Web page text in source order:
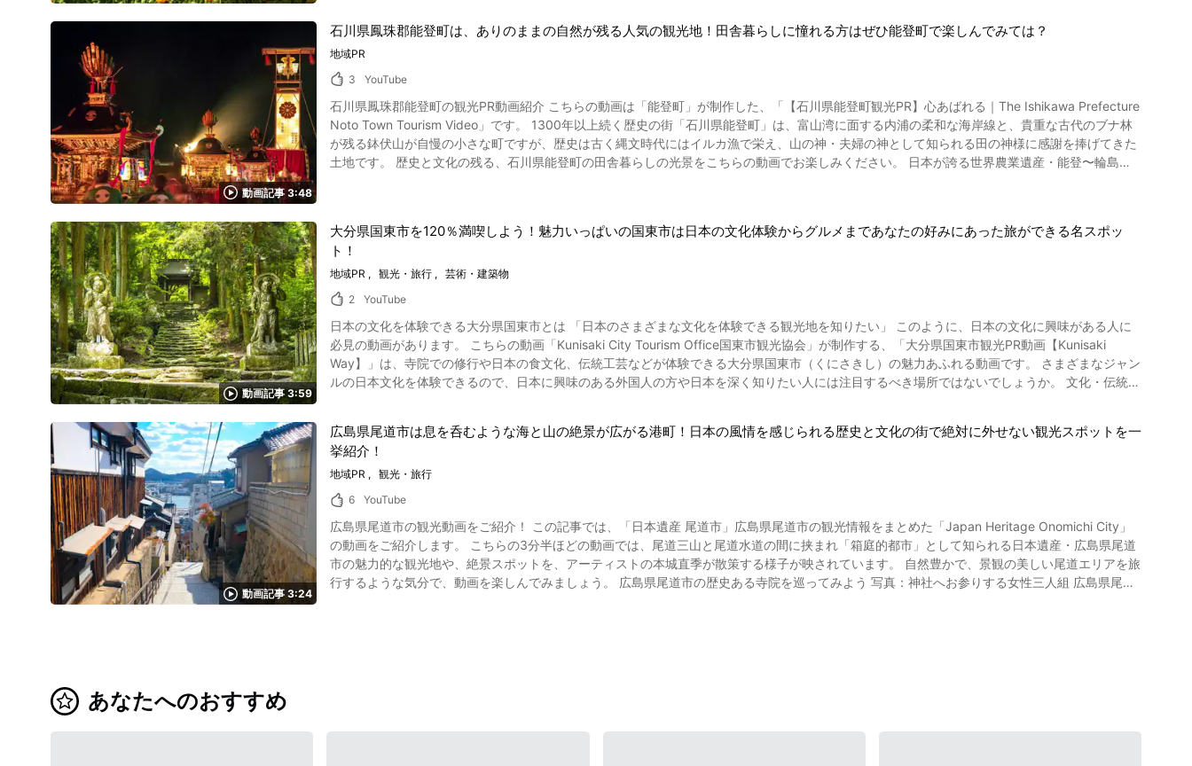
店」があります。地元の人気店でランチもいいですね。 神奈川県湯河原温泉紹介まとめ 湯河原温泉は、古き良き日本文化を堪能できる魅力的な
け、動画でご紹介したような風流な景色や勇壮なお祭りをその目で見てみましょう。 過去には、夜の温泉街を華やかな踊りで練り歩くサンバパレ
ードも行われていました。神奈川県の湯河原温泉に観光で訪れる際には、湯河原温泉公式観光サイトで開催イベントやお祭りの日程をチェックの
上、計画を立ててみてはいかがでしょうか。 楽しみ方は千差万別！地図を片手に湯河原温泉旅行を満喫してください！ 【公式ホームページ】神
奈川県湯河原町 町役場ホームページ https://www.town.yugawara.kanagawa.jp/ 【公式ホームページ】湯河原温泉 公式観光サイト「横浜から60
分の温泉街」 https://www.yugawara.or.jp/
ただけます。たくさんの松明に火が灯ると、まるで街全体が火の海と化したような幻想的な情景が広がります。 日本三大奇祭吉田の火祭りはバス
や電車でのアクセスのほか、周辺には臨時駐車場も用意されるので車でも訪れることができます。 お祭り当日は渋滞が予想されるので、余裕を持
って訪れるのがおすすめです。 日本三大奇祭「吉田の火祭り」まとめ 画像引用 :YouTube screenshot 日本一の山として愛される富士山。 そのふ
もとで行われる祭に多くの人が訪れることからも、富士山は日本国民にとても愛されているということが分かりますね。 ぜひもう一度動画をじっ
宮冨士浅間神社 【トリップアドバイザー】吉田の火祭り
す。 動画の0:24から紹介されている筑波サーキットのカーレースや、0:37から紹介されているボルダリング、動画の1:33から紹介されているカ
ヌーなどもぜひ体験してみましょう。 動画で紹介されている茨城県下妻市の盛り上がるイベント 写真：大宝八幡宮 動画の1:42からご覧になれ
る、茨城県下妻市の大宝八幡宮で9月に開催されるタバンカ祭（松明祭）は、奇祭として注目を集める人気の火祭りです。 大宝八幡宮では初夏の
豆まきなど、季節ごとに賑やかな祭礼が開催されています。 下妻市民文化会館や市役所周辺でイベントが行なわれることもあります。 お祭りで
は、下妻市夏のイメージソング「パプリカ」を耳にする機会も多いですよ。 動画で紹介されている茨城県下妻市のご当地グルメ 画像引
用 :YouTube screenshot 動画の0:56からは、茨城県下妻市の絶品グルメが紹介されています。 下妻市へ観光旅行に行くのなら、道の駅しもつま
で野菜や海鮮、地ビールを購入したり、名物の納豆や梨などを味わったりしたいですね。 ランチタイムにご当地ラーメンを味わうのも素敵な思い
市が気に入った方は、ぜひ観光旅行に出かけてみてくださいね。 【公式ホームページ】下妻市 市役所ホームページ
http://www.city.shimotsuma.lg.jp/ 【公式ホームページ】日本の奇祭神事「タバンカ祭」大宝八幡宮」に６００年伝わる神事：茨城県下妻市
https://www.daiho.or.jp/torch-festival.html
動画記事 3:48
石川県鳳珠郡能登町は、ありのままの自然が残る人気の観光地！田舎暮らしに憧れる方はぜひ能登町で楽しんでみては？
地域PR
3
YouTube
石川県鳳珠郡能登町の観光PR動画紹介 こちらの動画は「能登町」が制作した、「【石川県能登町観光PR】心あばれる｜The Ishikawa Prefecture
Noto Town Tourism Video」です。 1300年以上続く歴史の街「石川県能登町」は、富山湾に面する内浦の柔和な海岸線と、貴重な古代のブナ林
が残る鉢伏山が自慢の小さな町ですが、歴史は古く縄文時代にはイルカ漁で栄え、山の神・夫婦の神として知られる田の神様に感謝を捧げてきた
土地です。 歴史と文化の残る、石川県能登町の田舎暮らしの光景をこちらの動画でお楽しみください。 日本が誇る世界農業遺産・能登〜輪島に
石川県能登町の観光名所スポット案内 画像引用 :YouTube screenshot 動画で紹介されている美しい日本の原風景がそこかしこに残された、石川
県能登町の観光名所をご紹介します。 動画の1:05から紹介されている、奥のとトロッコ鉄道「のトロ」は恋路駅から宗玄トンネルまでおよそ
350mの小さな鉄道です。 動画の1:36からご覧になれるのは「道の駅 桜峠」。 この道の駅から珠洲方面へ向かう約4キロの区間に、約4万の本
のサルビアが植えられた「サルビアロード」があります。 動画でも真っ赤に咲いたサルビアをご覧になることができます。 2:05からご覧になれ
る恋路海岸は、カップルで鳴らすと幸せが訪れるといわれる「幸せの鐘」があり、奇岩と海に建てられた鳥居があります。 「ラブロード」とも呼
ばれています。 石川県能登町はブルーベリーやイチゴの産地で、動画の2:21からご覧になれるように、ブルーベリー狩りやイチゴ狩りを体験する
こともできます。 動画の2:33からは石川県のお祭りが紹介されています。 「とも旗祭り」は大のぼりと5色の吹き流し、大漁旗を上げた船が隊列
を組んで進む勇壮な祭りで、石川県の無形民族文化財に指定されています。 2:51から紹介されているのは「袖キリコ祭り」「こざれ祭り」で、神
輿とキリコ（巨大灯篭）が町を練り歩き、夜にはキリコの真上に花火が打ち上がります。 動画の3:11から紹介されているのは「宇出津あばれ祭」
「恋路火祭り」「にわか祭り」「白丸曳山祭」「柳田大祭」があり、多くの人々を熱狂させます。 石川県能登町のその他の観光スポット紹介 写
真：輪島・朝市 石川県能登町にはまだまだたくさんの観光スポットがあります。 標高543.6m、奥能登で2番目に高い山で貴重な原始のブナ林で
森林浴を楽しむことができる「鉢伏山」、明治41年に建設された土蔵造りの建物は国の有形文化財に指定された「能登の鳥居醤油店」、海の恵み
や果物など能登のグルメが楽しめる「輪島の朝市」、高さおよそ28mの切り立った岩はまるで軍艦のようにみえる景観から「軍艦島」とも言われ
ている「見附島」、日本で唯一砂浜をドライブできる珍しい海岸「千里浜なぎさドライブウェイ」、長い年月をかけて波が侵食して作り出した珍
「真脇遺跡縄文館」「石川県柳田星の観察館 満天星」「松波酒造」「柳田植物公園」「コンセールのと」「真脇遺跡」「能都健民テニスコート」
などがあります。 是非石川県能登町に訪れた際には、こちらの観光スポットもお楽しみください。 また、石川県能登町に訪れた際に忘れてはい
けないのが、ご当地グルメ！ 新鮮な海の幸をたっぷり使った「能登丼」、今や人気は全国区の「金沢カレー」、オムライスの上に魚のフライを乗
せた「ハントンライス」、コクのあるだしが美味しさの秘密の「金沢おでん」、松尾芭蕉が称賛した「小松うどん」、地元橋立漁港で水揚げされ
動画記事 3:59
大分県国東市を120％満喫しよう！魅力いっぱいの国東市は日本の文化体験からグルメまであなたの好みにあった旅ができる名スポッ
ト！
地域PR 観光・旅行
芸術・建築物
2
YouTube
日本の文化を体験できる大分県国東市とは 「日本のさまざまな文化を体験できる観光地を知りたい」 このように、日本の文化に興味がある人に
必見の動画があります。 こちらの動画「Kunisaki City Tourism Office国東市観光協会」が制作する、「大分県国東市観光PR動画【Kunisaki
Way】」は、寺院での修行や日本の食文化、伝統工芸などが体験できる大分県国東市（くにさきし）の魅力あふれる動画です。 さまざまなジャン
ルの日本文化を体験できるので、日本に興味のある外国人の方や日本を深く知りたい人には注目するべき場所ではないでしょうか。 文化・伝統・
さまざまな寺院が存在し、修行体験ができます。 山里の静寂の中で行う座禅や護摩焚きは、とても神聖な雰囲気が漂い、気持ちが引き締まりま
す。 社会の中で生きていると、どうしても心が病んでしまったり、落ち込んでしまったりということがありますよね？そのようなときに、国東市
の歴史ある寺院での座禅体験はおすすめですよ。 曹洞宗の泉福寺、瑠璃光寺や天台宗の文殊仙寺、両子寺などの修行道場が人気です。 この動画
では0:33より泉福寺の座禅体験が紹介されています。日本観光の際の貴重な体験になるのではないでしょうか。 大分県国東市は日本のグルメを
楽しめる 写真：関サバ 大分県国東市は瀬戸内海に面した場所なので、海の幸が豊富です。 太平洋の温かい海水と瀬戸内海の栄養豊富な海水の影
響を受けた海域である、豊後水道でとれた魚はとても新鮮で身が引き締まっています。 関アジや銀たちなどの有名なブランド魚やブリ、サバなど
も美味。 豊後水道でとれるプリプリの関アジやブリは刺し身で食べると絶品です。 国東市には桜王豚という豚肉も人気。 ストレスのない状態で
育てられた豚肉はとてもやわらかく、とんかつにして食べるのがおすすめ。 動画内の1：25よりとても美味しそうな大分県国東市のグルメが紹介
されています。 大分県国東市へグルメ旅行もいいですね。 大分県国東市は日本の伝統工芸やアートも盛ん 画像引用 :YouTube screenshot 大分県
となっているのでお見逃しなく！ 【公式ホームページ】大分県国東市 市役所ホームページ https://www.city.kunisaki.oita.jp/ 【トリップアドバ
動画記事 3:24
広島県尾道市は息を呑むような海と山の絶景が広がる港町！日本の風情を感じられる歴史と文化の街で絶対に外せない観光スポットを一
挙紹介！
地域PR
観光・旅行
6
YouTube
広島県尾道市の観光動画をご紹介！ この記事では、「日本遺産 尾道市」広島県尾道市の観光情報をまとめた「Japan Heritage Onomichi City」
の動画をご紹介します。 こちらの3分半ほどの動画では、尾道三山と尾道水道の間に挟まれ「箱庭的都市」として知られる日本遺産・広島県尾道
市の魅力的な観光地や、絶景スポットを、アーティストの本城直季が散策する様子が映されています。 自然豊かで、景観の美しい尾道エリアを旅
行するような気分で、動画を楽しんでみましょう。 広島県尾道市の歴史ある寺院を巡ってみよう 写真：神社へお参りする女性三人組 広島県尾道
さんの旅人が行き来した歴史をもちます。 尾道の向島町から因島大橋を渡れば、瀬戸内に浮かぶ、人気の観光スポットである因島へ行くことがで
あなたへのおすすめ